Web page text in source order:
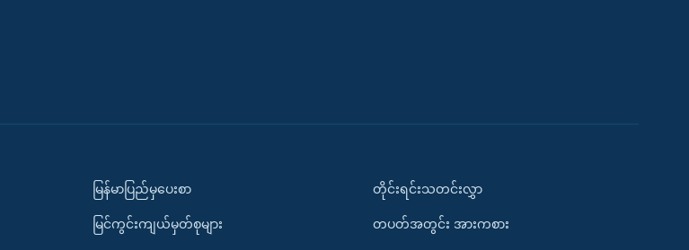
မြန်မာပြည်မှပေးစာ
မြင်ကွင်းကျယ်မှတ်စုများ
တိုင်းရင်းသတင်းလွှာ
တပတ်အတွင်း အားကစား